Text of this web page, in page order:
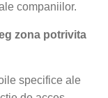
companiilor.
zona potrivita
specifice ale